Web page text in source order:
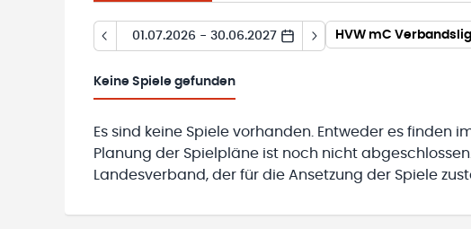
01.07.2026 - 30.06.2027 HVW mC
Keine Spiele gefunden
Es sind keine Spiele vorhanden. Entweder es finden
Planung der Spielpläne ist noch nicht
Landesverband, der für die Ansetzung der Spiele